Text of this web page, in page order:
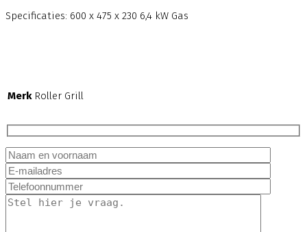
Specificaties: 600 x 475 x 230 6,4 kW Gas
Merk Roller Grill